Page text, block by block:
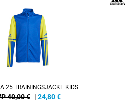
25 TRAININGSJACKE KIDS
40,00 € | 24,80€